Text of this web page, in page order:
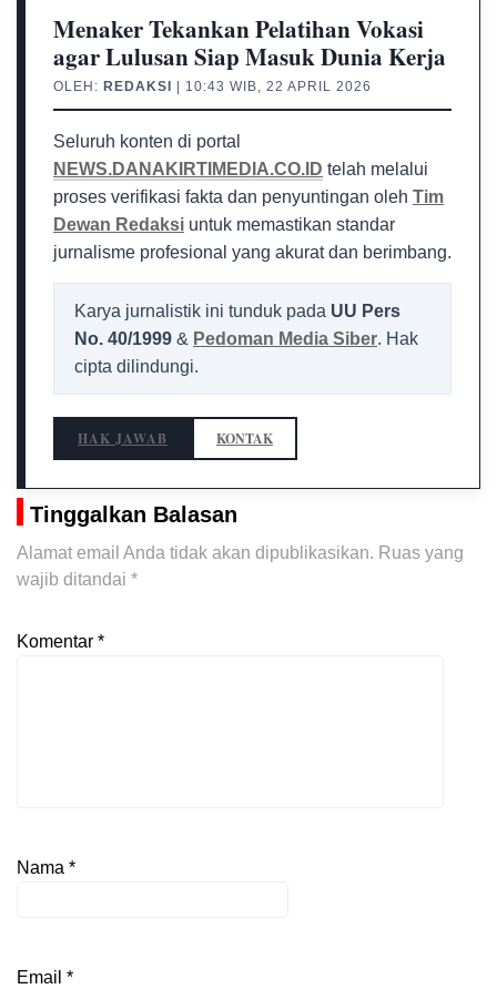
Menaker Tekankan Pelatihan Vokasi
agar Lulusan Siap Masuk Dunia Kerja
OLEH: REDAKSI | 10:43 WIB, 22 APRIL 2026
Seluruh konten di portal
NEWS.DANAKIRTIMEDIA.CO.ID telah melalui
proses verifikasi fakta dan penyuntingan oleh Tim
Dewan Redaksi untuk memastikan standar
jurnalisme profesional yang akurat dan berimbang.
Karya jurnalistik ini tunduk pada UU Pers
No. 40/1999 & Pedoman Media Siber. Hak
cipta dilindungi.
HAK JAWAB KONTAK
Tinggalkan Balasan
Alamat email Anda tidak akan dipublikasikan. Ruas yang
wajib ditandai *
Komentar *
Nama *
Email *